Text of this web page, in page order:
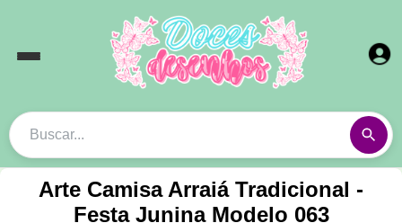
Arte Camisa Arraiá Tradicional -
Festa Junina Modelo 063